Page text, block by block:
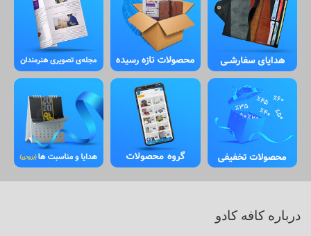
درباره کافه کادو